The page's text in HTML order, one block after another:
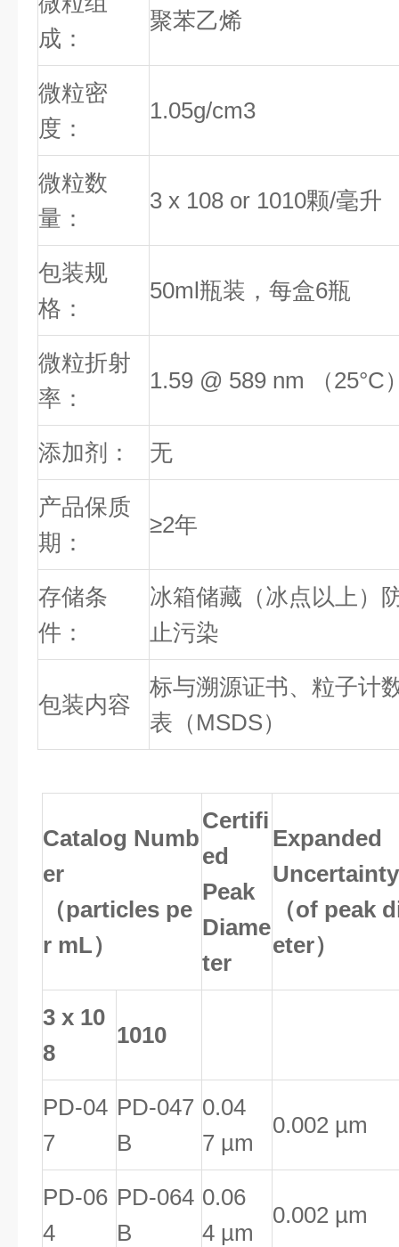
成：
聚苯乙烯
微粒密
度 ：
1.05g/cm3
微粒数
量：
3 x 108 or 1010颗/毫升
包装规
格：
50ml瓶装，每盒6瓶
微粒折射
率：
1.59 @ 589 nm （25°C
添加剂： 无
产品保质
期：
≥2年
存储条
件：
冰箱储藏（冰点以上）
止污染
包装内容
标与溯源证书、粒子计
表（MSDS）
Catalog Numb
er
（particles pe
r mL）
Certifi
ed
Peak
Diame
ter
Expanded
Uncertainty
（of peak
eter）
3 x 10
8
1010
PD-04
7
PD-047
B
0.04
7 µm
0.002 µm
PD-06
4
PD-064
B
0.06
4 µm
0.002 µm